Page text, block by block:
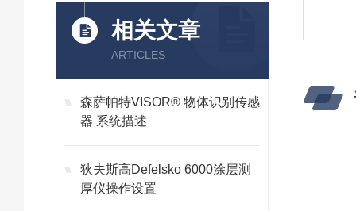
相关文章
ARTICLES
森萨帕特VISOR® 物体识别传感
器 系统描述
狄夫斯高Defelsko 6000涂层测
厚仪操作设置